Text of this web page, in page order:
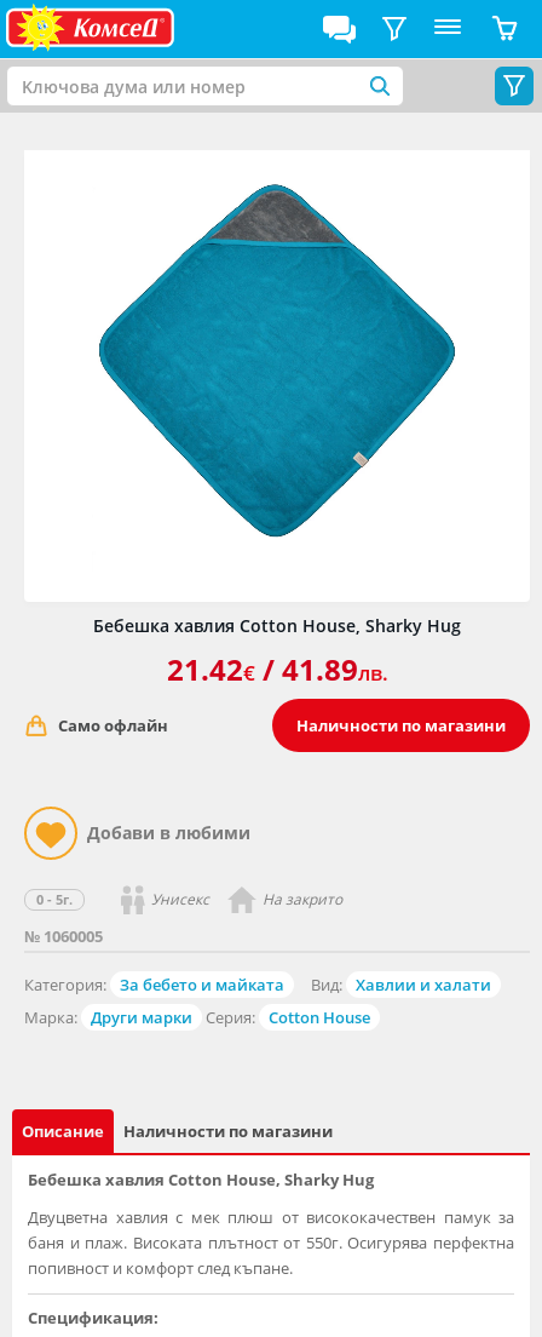
Бебешка хавлия Cotton House, Sharky Hug
№ 1060005
Категория: За бебето и майката Вид:
Хавлии и халати
Марка:
Други марки Серия: Cotton House
0 - 5г. Унисекс На закрито
21.42€/ 41.89лв.
Само офлайн Наличности по магазини
Описание Наличности по магазини
Бебешка хавлия Cotton House, Sharky Hug
Двуцветна хавлия с мек плюш от висококачествен памук за
баня и плаж. Високата плътност от 550г. Осигурява перфектна
попивност и комфорт след къпане.
Спецификация: